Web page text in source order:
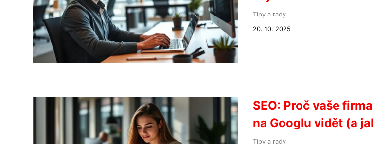
Tipy a rady
20. 10. 2025
SEO: Proč vaše
na Googlu vidět (a
Tipy a rady